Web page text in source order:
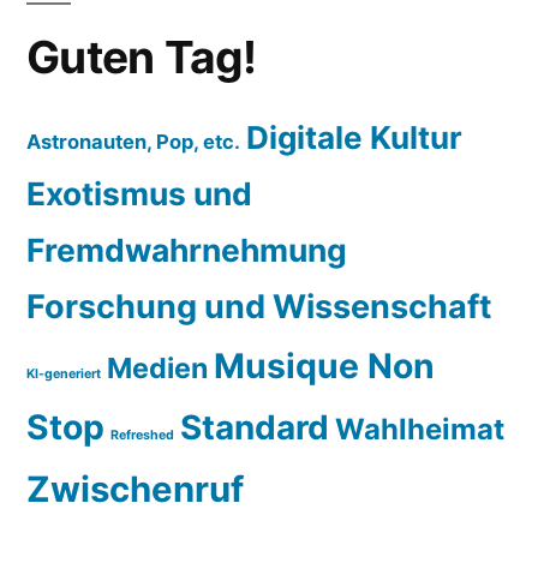
Guten Tag!
Astronauten, Pop, etc. Digitale Kultur
Exotismus und
Fremdwahrnehmung
Forschung und Wissenschaft
KI-generiert Medien Musique Non
Stop Refreshed Standard Wahlheimat
Zwischenruf